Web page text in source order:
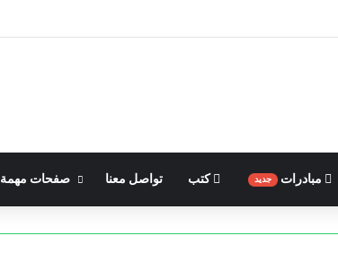
مبادرات جديد كتب تواصل معنا صفحات مهمة